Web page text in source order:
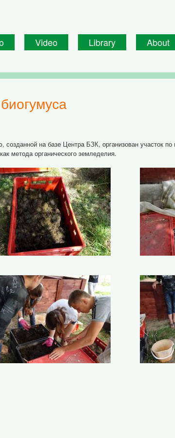
Video Library About
на базе Центра БЗК, организован участок по
метода органического земледелия.